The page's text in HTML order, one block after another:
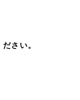
さい。